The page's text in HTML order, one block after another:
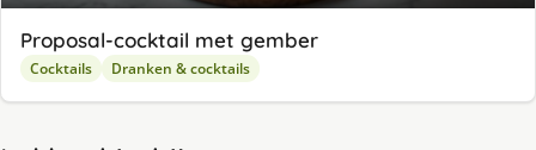
Proposal-cocktail met gember
Cocktails Dranken & cocktails